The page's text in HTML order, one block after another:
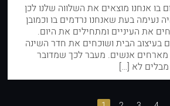
בו אנחנו מוצאים את השלווה שלנו לכן
נעימה בעת שאנחנו נרדמים בו וכמובן
את העיניים ומתחילים את היום.
בעיצוב הבית ושוכחים את חדר השינה
מארחים אנשים. מעבר לכך שמדובר
לא […]